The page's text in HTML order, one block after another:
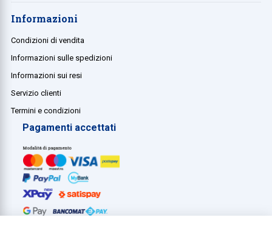
Informazioni
Condizioni di vendita
Informazioni sulle spedizioni
Informazioni sui resi
Servizio clienti
Termini e condizioni
Pagamenti accettati